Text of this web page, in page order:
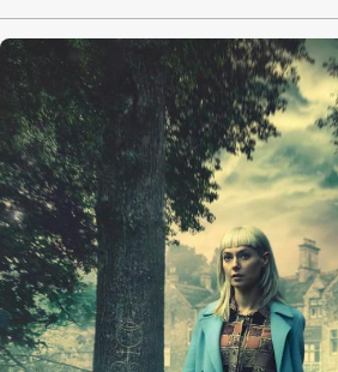
Suche nach den Ursachen der
Phänomene findet sich eine kleine
internationaler Wissenschaftler
bislang Undenkbare wird schließlich
Im Meer existiert eine bisher
diese Schwarmintelligenz greift die
Doch kaum jemand glaubt den
wagt die Gruppe auf sich allein
lebensgefährliche Mission. Die
dabei mit ihrem Forschungsschiff ins
Arktischen Ozeans. Ein
auf dem internationalen Bestseller-
Schätzing.